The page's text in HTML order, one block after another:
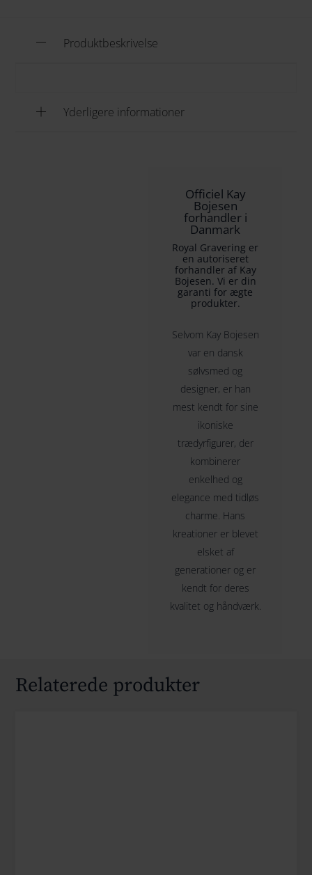
Produktbeskrivelse
Yderligere informationer
Officiel Kay
Bojesen
forhandler i
Danmark
Royal Gravering er
en autoriseret
forhandler af Kay
Bojesen. Vi er din
garanti for ægte
produkter.
Selvom Kay Bojesen
var en dansk
sølvsmed og
designer, er han
mest kendt for sine
ikoniske
trædyrfigurer, der
kombinerer
enkelhed og
elegance med tidløs
charme. Hans
kreationer er blevet
elsket af
generationer og er
kendt for deres
kvalitet og håndværk.
Relaterede produkter